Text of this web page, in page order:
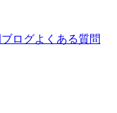
ブログよくある質問